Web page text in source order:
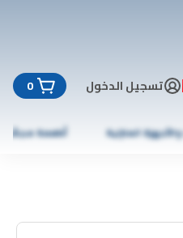
تسجيل الدخول 0
المنزلية أطعمة مجمّدة